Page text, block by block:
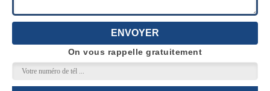
On vous rappelle gratuitement